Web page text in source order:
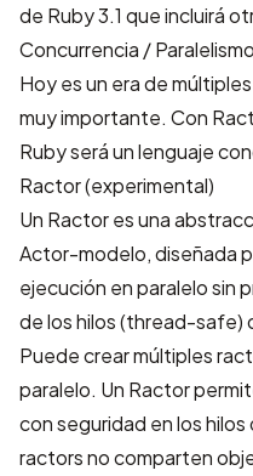
de Ruby 3.1 que incluirá
Concurrencia / Paralelismo
Hoy es un era de
muy importante. Con
Ruby será un lenguaje
Ractor (experimental)
Un Ractor es una
Actor-modelo, diseñada
ejecución en paralelo sin
de los hilos (thread-safe)
Puede crear múltiples
paralelo. Un Ractor
con seguridad en los
ractors no comparten